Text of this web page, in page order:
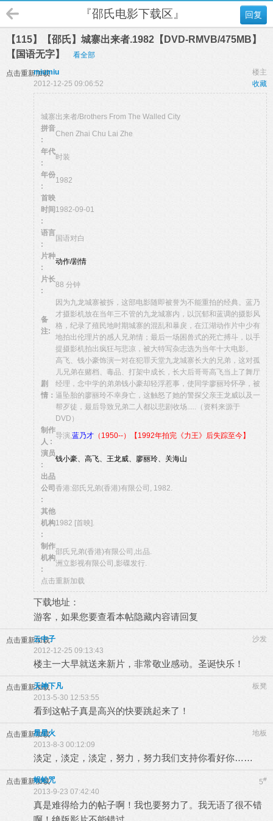
回复
『邵氏电影下载区』
【115】【邵氏】城寨出来者.1982【DVD-RMVB/475MB】
【国语无字】
看全部
点击重新加载 楼主
miumiu
收藏
2012-12-25 09:06:52
城寨出来者/Brothers From The Walled City
拼音
:
Chen Zhai Chu Lai Zhe
年代
:
时装
年份
:
1982
首映
时间
:
1982-09-01
语言
:
国语对白
片种
:
动作/剧情
片长
:
88 分钟
备
注:
因为九龙城寨被拆，这部电影随即被誉为不能重拍的经典。蓝乃
才摄影机放在当年三不管的九龙城寨内，以沉郁和蓝调的摄影风
格，纪录了殖民地时期城寨的混乱和暴戾，在江湖动作片中少有
地拍出伦理片的感人兄弟情；最后一场困兽式的死亡搏斗，以手
提摄影机拍出疯狂与悲凉，被大特写杂志选为当年十大电影。
剧
情：
高飞、钱小豪饰演一对在犯罪天堂九龙城寨长大的兄弟，这对孤
儿兄弟在赌档、毒品、打架中成长，长大后哥哥高飞当上了舞厅
经理，念中学的弟弟钱小豪却轻浮惹事，使同学廖丽玲怀孕，被
逼坠胎的廖丽玲不幸身亡，这触怒了她的警探父亲王龙威以及一
帮歹徒，最后导致兄弟二人都以悲剧收场.....（资料来源于
DVD）
制作
人 :
导演,蓝乃才 （1950--）【1992年拍完《力王》后失踪至今】
演员
:
钱小豪、高飞、王龙威、廖丽玲、关海山
出品
公司
:
香港:邵氏兄弟(香港)有限公司, 1982.
其他
机构
:
1982 [首映].
制作
机构
:
邵氏兄弟(香港)有限公司,出品.
洲立影视有限公司,影碟发行.
点击重新加载
下载地址：
游客，如果您要查看本帖隐藏内容请回复
点击重新加载 沙发
云中子
2012-12-25 09:13:43
楼主一大早就送来新片，非常敬业感动。圣诞快乐！
点击重新加载 板凳
天神下凡
2013-5-30 12:53:55
看到这帖子真是高兴的快要跳起来了！
点击重新加载 地板
星星火
2013-8-3 00:12:09
淡定，淡定，淡定，努力，努力我们支持你看好你……
点击重新加载 5#
蜈蚣咒
2013-9-23 07:42:40
真是难得给力的帖子啊！我也要努力了。我无语了很不错